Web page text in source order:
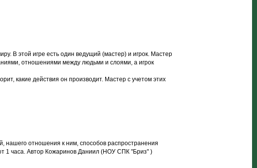
В этой игре есть один ведущий (мастер) и игрок. Мастер
отношениями между людьми и слоями, а игрок
какие действия он производит. Мастер с учетом этих
нашего отношения к ним, способов распространения
1 часа. Автор Кожаринов Даниил (НОУ СПК "Бриз" )